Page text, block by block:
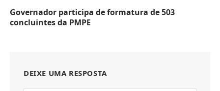
Governador participa de formatura de 503
concluintes da PMPE
DEIXE UMA RESPOSTA